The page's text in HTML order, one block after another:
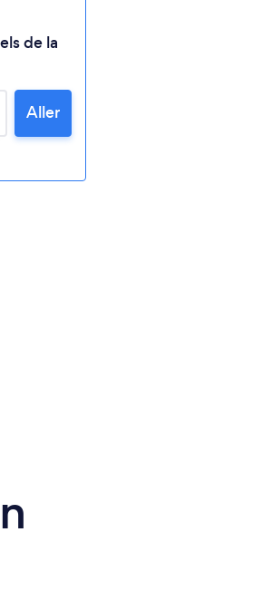
de la
Aller